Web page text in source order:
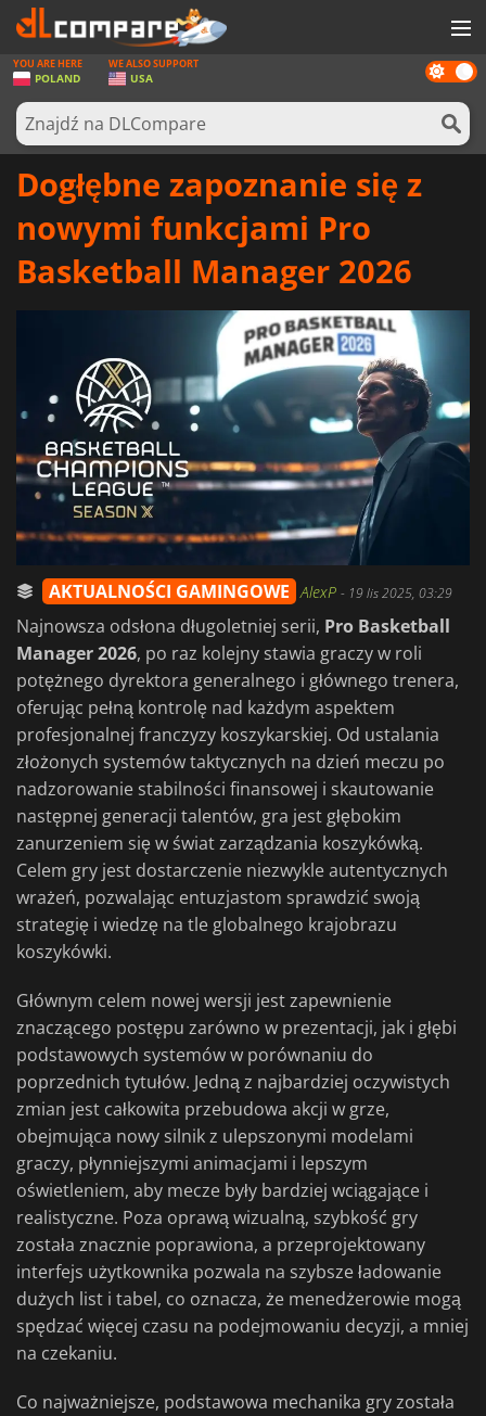
GRY
KARTY DO GIER
OPROGRAMOWANIE
REWARDS
SPRZĘT KOMPUTEROWY
Dark
mode
YOU ARE HERE
POLAND
WE ALSO SUPPORT
USA
Dogłębne zapoznanie się z
nowymi funkcjami Pro
Basketball Manager 2026
AKTUALNOŚCI GAMINGOWE AlexP - 19 lis 2025, 03:29
Najnowsza odsłona długoletniej serii, Pro Basketball
Manager 2026, po raz kolejny stawia graczy w roli
potężnego dyrektora generalnego i głównego trenera,
oferując pełną kontrolę nad każdym aspektem
profesjonalnej franczyzy koszykarskiej. Od ustalania
złożonych systemów taktycznych na dzień meczu po
nadzorowanie stabilności finansowej i skautowanie
następnej generacji talentów, gra jest głębokim
zanurzeniem się w świat zarządzania koszykówką.
Celem gry jest dostarczenie niezwykle autentycznych
wrażeń, pozwalając entuzjastom sprawdzić swoją
strategię i wiedzę na tle globalnego krajobrazu
koszykówki.
Głównym celem nowej wersji jest zapewnienie
znaczącego postępu zarówno w prezentacji, jak i głębi
podstawowych systemów w porównaniu do
poprzednich tytułów. Jedną z najbardziej oczywistych
zmian jest całkowita przebudowa akcji w grze,
obejmująca nowy silnik z ulepszonymi modelami
graczy, płynniejszymi animacjami i lepszym
oświetleniem, aby mecze były bardziej wciągające i
realistyczne. Poza oprawą wizualną, szybkość gry
została znacznie poprawiona, a przeprojektowany
interfejs użytkownika pozwala na szybsze ładowanie
dużych list i tabel, co oznacza, że menedżerowie mogą
spędzać więcej czasu na podejmowaniu decyzji, a mniej
na czekaniu.
Co najważniejsze, podstawowa mechanika gry została